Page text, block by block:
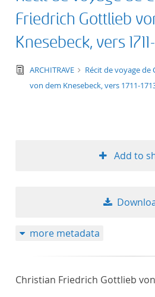
Friedrich Gottlieb
Knesebeck, vers 1711-
text/
ARCHITRAVE
Récit de voyage
von dem Knesebeck, vers 1711-
Add to
more metadata
Christian Friedrich Gottlieb